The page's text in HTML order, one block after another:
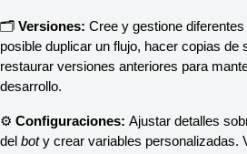
🗂️ Versiones: Cree y gestione diferentes
posible duplicar un flujo, hacer copias de
restaurar versiones anteriores para
desarrollo.
⚙️ Configuraciones: Ajustar detalles
del bot y crear variables personalizadas.